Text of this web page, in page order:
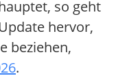
so geht
hervor,
beziehen,
.